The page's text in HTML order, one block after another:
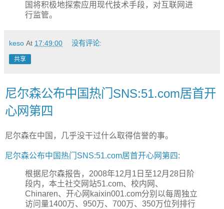
国将积极地探索应用现代技术手段，对互联网进
行监管。
keso At 17:49:00 没有评论:
共享
尼尔森公布中国热门SNS:51.com居首开
心网第四
尼尔森在中国，几乎没干过什么取得信誉的事。
尼尔森公布中国热门SNS:51.com居首开心网第四:
根据尼尔森报告，2008年12月1日至12月28日阶
段内，本土社交网站51.com、校内网、
Chinaren、开心网kaixin001.com分别以每周独立
访问量1400万、950万、700万、350万位列排行